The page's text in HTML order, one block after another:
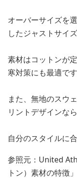
オーバーサイズを
したジャストサイ
素材はコットンが
寒対策にも最適です
また、無地のスウ
リントデザインな
自分のスタイルに
参照元：United
トン）素材の特徴